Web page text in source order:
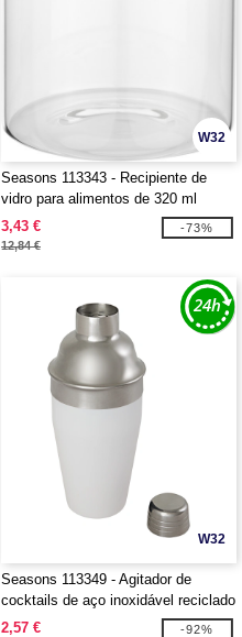
W32
Seasons 113343 - Recipiente de
vidro para alimentos de 320 ml
"Boley"
3,43 €
12,84 €
-73%
W32
Seasons 113349 - Agitador de
cocktails de aço inoxidável reciclado
"Gaudie""
2,57 € -92%